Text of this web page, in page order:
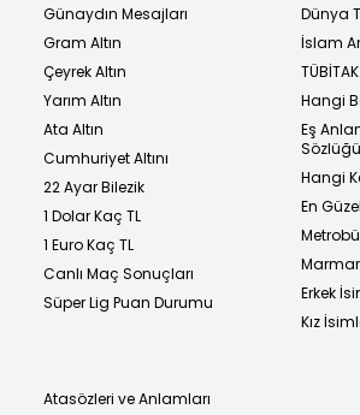
Günaydın Mesajları
Gram Altın
Çeyrek Altın
Yarım Altın
Ata Altın
Cumhuriyet Altını
22 Ayar Bilezik
1 Dolar Kaç TL
1 Euro Kaç TL
Canlı Maç Sonuçları
Süper Lig Puan Durumu
Dünya
İslam
Hangi
Eş
Sözlüğü
Hangi
En
Erkek
Kız
Atasözleri ve Anlamları